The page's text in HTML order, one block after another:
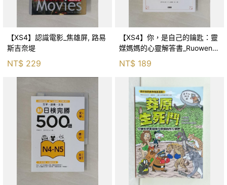
【XS4】認識電影_焦雄屏, 路易
斯吉奈堤
NT$ 229
【XS4】你，是自己的鑰匙：靈
媒媽媽的心靈解答書_Ruowen
Huang
NT$ 189